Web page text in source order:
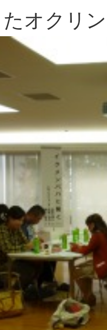
オクリ